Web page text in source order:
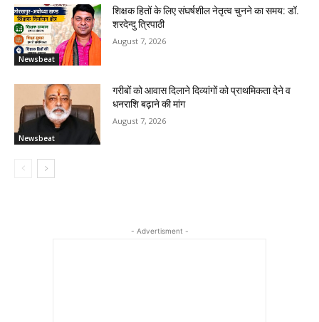
Newsbeat
शिक्षक हितों के लिए संघर्षशील नेतृत्व चुनने का समय: डॉ.
शरदेन्दु त्रिपाठी
August 7, 2026
Newsbeat
गरीबों को आवास दिलाने दिव्यांगों को प्राथमिकता देने व
धनराशि बढ़ाने की मांग
August 7, 2026
- Advertisment -